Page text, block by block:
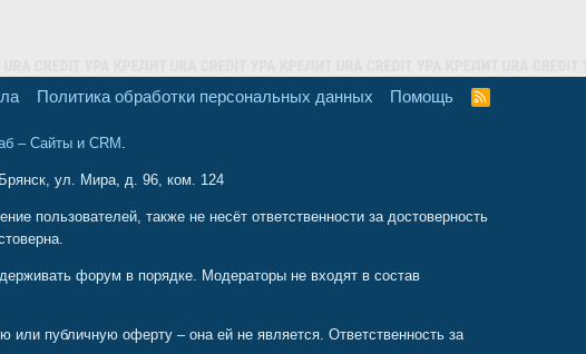
Политика обработки персональных данных Помощь
– Сайты и CRM.
ул. Мира, д. 96, ком. 124
пользователей, также не несёт ответственности за достоверность
форум в порядке. Модераторы не входят в состав
публичную оферту – она ей не является. Ответственность за